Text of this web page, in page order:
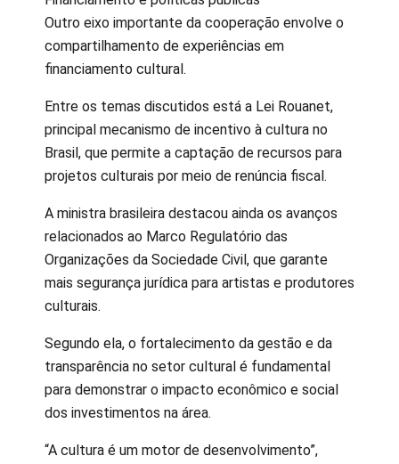
Outro eixo importante da cooperação envolve o
compartilhamento de experiências em
financiamento cultural.
Entre os temas discutidos está a Lei Rouanet,
principal mecanismo de incentivo à cultura no
Brasil, que permite a captação de recursos para
projetos culturais por meio de renúncia fiscal.
A ministra brasileira destacou ainda os avanços
relacionados ao Marco Regulatório das
Organizações da Sociedade Civil, que garante
mais segurança jurídica para artistas e produtores
culturais.
Segundo ela, o fortalecimento da gestão e da
transparência no setor cultural é fundamental
para demonstrar o impacto econômico e social
dos investimentos na área.
“A cultura é um motor de desenvolvimento”,